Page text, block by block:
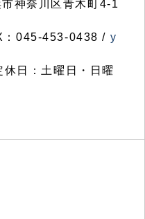
神奈川区青木町4-1
045-453-0438 / y
日：土曜日・日曜